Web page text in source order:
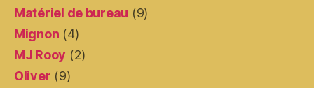
Matériel de bureau (9)
Mignon (4)
MJ Rooy (2)
Oliver (9)